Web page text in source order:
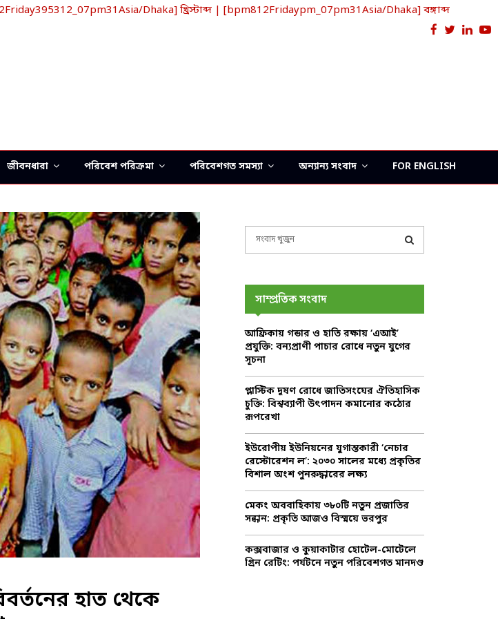
Dhaka] খ্রিস্টাব্দ | [bpm812Fridaypm_07pm31Asia/Dhaka] বঙ্গাব্দ
Facebook
Twitter
জীবনধারা পরিবেশ পরিক্রমা পরিবেশগত সমস্যা অন্যান্য সংবাদ FOR ENGLISH
হাত থেকে
o
r
:
R
C
H
সাম্প্রতিক সংবাদ
আফ্রিকায় গন্ডার ও হাতি রক্ষায় ‘এআই’
প্রযুক্তি: বন্যপ্রাণী পাচার রোধে নতুন যুগের
সূচনা
প্লাস্টিক দূষণ রোধে জাতিসংঘের ঐতিহাসিক
চুক্তি: বিশ্বব্যাপী উৎপাদন কমানোর কঠোর
রূপরেখা
ইউরোপীয় ইউনিয়নের যুগান্তকারী ‘নেচার
রেস্টোরেশন ল’: ২০৩০ সালের মধ্যে প্রকৃতির
বিশাল অংশ পুনরুদ্ধারের লক্ষ্য
মেকং অববাহিকায় ৩৮০টি নতুন প্রজাতির
সন্ধান: প্রকৃতি আজও বিস্ময়ে ভরপুর
কক্সবাজার ও কুয়াকাটার হোটেল-মোটেলে
গ্রিন রেটিং: পর্যটনে নতুন পরিবেশগত মানদণ্ড